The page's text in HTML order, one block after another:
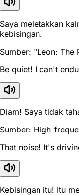
Saya meletakkan
kebisingan.
Sumber: "Leon: The
Be quiet! I can't
Diam! Saya tidak
Sumber: High-
That noise! It's
Kebisingan itu! Itu